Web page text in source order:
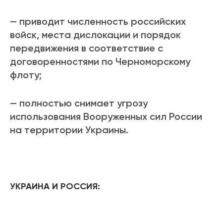
— приводит численность российских
войск, места дислокации и порядок
передвижения в соответствие с
договоренностями по Черноморскому
флоту;
— полностью снимает угрозу
использования Вооруженных сил России
на территории Украины.
УКРАИНА И РОССИЯ: